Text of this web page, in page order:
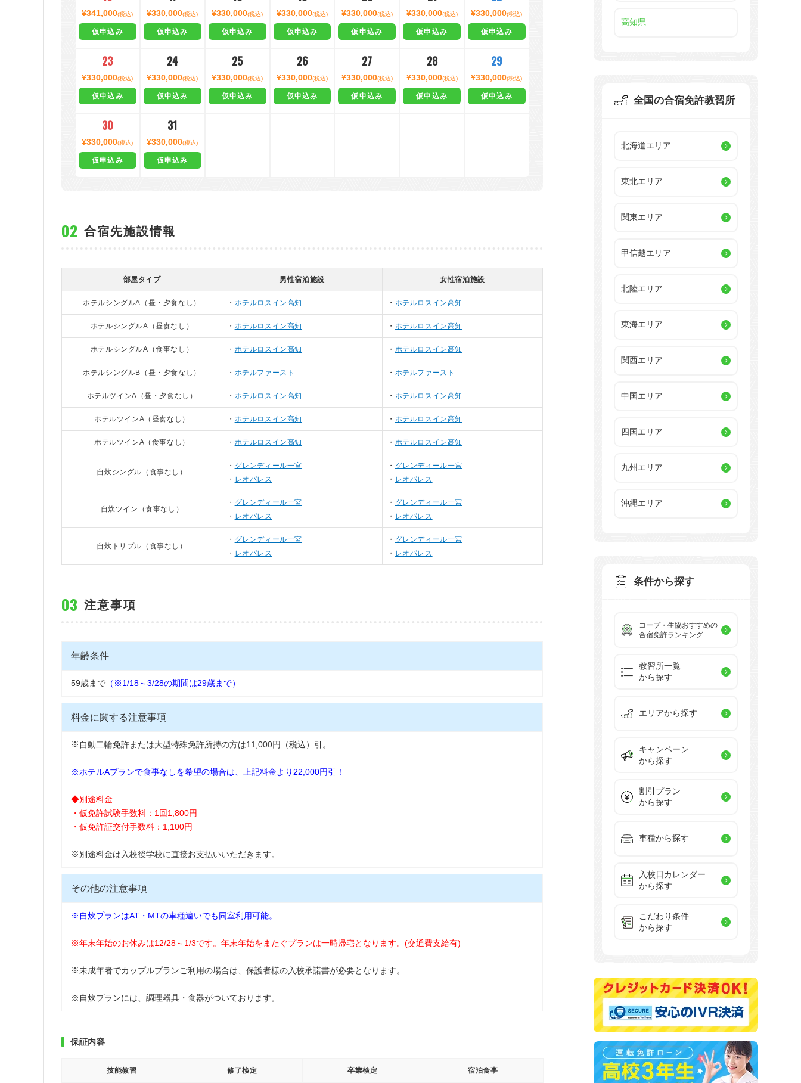
¥341,000(税込)
仮申込み
¥330,000(税込)
仮申込み
¥330,000(税込)
仮申込み
¥330,000(税込)
仮申込み
¥330,000(税込)
仮申込み
¥330,000(税込)
仮申込み
¥330,000(税込)
仮申込み
23
¥330,000(税込)
仮申込み
24
¥330,000(税込)
仮申込み
25
¥330,000(税込)
仮申込み
26
¥330,000(税込)
仮申込み
27
¥330,000(税込)
仮申込み
28
¥330,000(税込)
仮申込み
29
¥330,000(税込)
仮申込み
30
¥330,000(税込)
仮申込み
31
¥330,000(税込)
仮申込み
合宿先施設情報
部屋タイプ 男性宿泊施設 女性宿泊施設
ホテルシングルA（昼・夕食なし） ホテルロスイン高知 ホテルロスイン高知
ホテルシングルA（昼食なし） ホテルロスイン高知 ホテルロスイン高知
ホテルシングルA（食事なし） ホテルロスイン高知 ホテルロスイン高知
ホテルシングルB（昼・夕食なし） ホテルファースト ホテルファースト
ホテルツインA（昼・夕食なし） ホテルロスイン高知 ホテルロスイン高知
ホテルツインA（昼食なし） ホテルロスイン高知 ホテルロスイン高知
ホテルツインA（食事なし） ホテルロスイン高知 ホテルロスイン高知
自炊シングル（食事なし）
グレンディール一宮
レオパレス
グレンディール一宮
レオパレス
自炊ツイン（食事なし）
グレンディール一宮
レオパレス
グレンディール一宮
レオパレス
自炊トリプル（食事なし）
グレンディール一宮
レオパレス
グレンディール一宮
レオパレス
注意事項
年齢条件
59歳まで （※1/18～3/28の期間は29歳まで）
料金に関する注意事項
※自動二輪免許または大型特殊免許所持の方は11,000円（税込）引。
※ホテルAプランで食事なしを希望の場合は、上記料金より22,000円引！
◆別途料金
・仮免許試験手数料：1回1,800円
・仮免許証交付手数料：1,100円
※別途料金は入校後学校に直接お支払いいただきます。
その他の注意事項
※自炊プランはAT・MTの車種違いでも同室利用可能。
※年末年始のお休みは12/28～1/3です。年末年始をまたぐプランは一時帰宅となります。(交通費支給有)
※未成年者でカップルプランご利用の場合は、保護者様の入校承諾書が必要となります。
※自炊プランには、調理器具・食器がついております。
保証内容
技能教習 修了検定 卒業検定 宿泊食事
高知県
全国の合宿免許教習所
北海道エリア
東北エリア
関東エリア
甲信越エリア
北陸エリア
東海エリア
関西エリア
中国エリア
四国エリア
九州エリア
沖縄エリア
条件から探す
コープ・生協おすすめの
合宿免許ランキング
教習所一覧
から探す
エリアから探す
キャンペーン
から探す
割引プラン
から探す
車種から探す
入校日カレンダー
から探す
こだわり条件
から探す